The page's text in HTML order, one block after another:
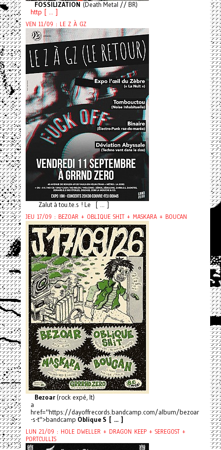
FOSSILIZATION (Death Metal // BR)
http [ ... ]
VEN 11/09 : LE Z À GZ
Zalut à tou.te.s ! Le [ ... ]
JEU 17/09 : BEZOAR + OBLIQUE SHIT + MASKARA + BOUCAN
Bezoar(rock expé, It)
a
href="https://dayoffrecords.bandcamp.com/album/bezoar
-s-t">bandcamp Oblique S [ ... ]
LUN 21/09 : HOLE DWELLER + DRAGON KEEP + SEREGOST +
PORTCULLIS